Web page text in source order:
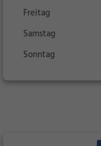
Freitag
Samstag
Sonntag